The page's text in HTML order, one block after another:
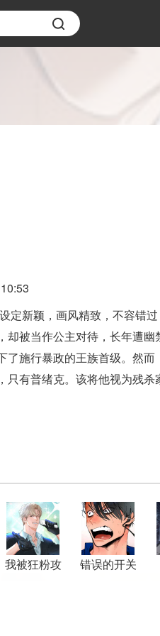
定新颖，画风精致，不容错
却被当作公主对待，长年遭
了施行暴政的王族首级。然
有普绪克。该将他视为残
我被狂粉攻
错误的开关